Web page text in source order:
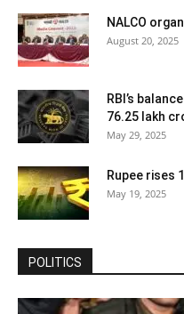
NALCO
August 20, 2025
RBI’s
76.25 lakh
May 29, 2025
Rupee rises
May 19, 2025
POLITICS